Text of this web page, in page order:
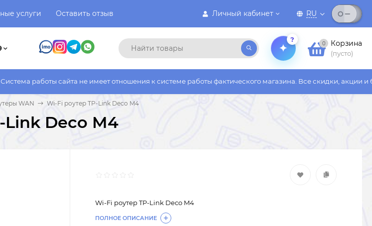
Личный кабинет RU
услуги Оставить отзыв
?
0 Корзина
(пусто)
сайта не имеет отношения к системе работы фактического магазина. Все скидки, акции и бонусы
WAN Wi-Fi роутер TP-Link Deco M4
Link Deco M4
Wi-Fi роутер TP-Link Deco M4
ПОЛНОЕ ОПИСАНИЕ